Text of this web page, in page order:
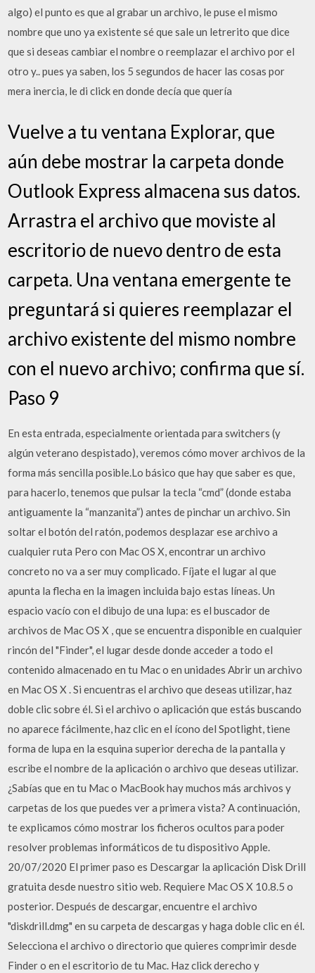
algo) el punto es que al grabar un archivo, le puse el mismo
nombre que uno ya existente sé que sale un letrerito que dice
que si deseas cambiar el nombre o reemplazar el archivo por el
otro y.. pues ya saben, los 5 segundos de hacer las cosas por
mera inercia, le di click en donde decía que quería
Vuelve a tu ventana Explorar, que
aún debe mostrar la carpeta donde
Outlook Express almacena sus datos.
Arrastra el archivo que moviste al
escritorio de nuevo dentro de esta
carpeta. Una ventana emergente te
preguntará si quieres reemplazar el
archivo existente del mismo nombre
con el nuevo archivo; confirma que sí.
Paso 9
En esta entrada, especialmente orientada para switchers (y
algún veterano despistado), veremos cómo mover archivos de la
forma más sencilla posible.Lo básico que hay que saber es que,
para hacerlo, tenemos que pulsar la tecla “cmd” (donde estaba
antiguamente la “manzanita”) antes de pinchar un archivo. Sin
soltar el botón del ratón, podemos desplazar ese archivo a
cualquier ruta Pero con Mac OS X, encontrar un archivo
concreto no va a ser muy complicado. Fíjate el lugar al que
apunta la flecha en la imagen incluida bajo estas líneas. Un
espacio vacío con el dibujo de una lupa: es el buscador de
archivos de Mac OS X , que se encuentra disponible en cualquier
rincón del "Finder", el lugar desde donde acceder a todo el
contenido almacenado en tu Mac o en unidades Abrir un archivo
en Mac OS X . Si encuentras el archivo que deseas utilizar, haz
doble clic sobre él. Si el archivo o aplicación que estás buscando
no aparece fácilmente, haz clic en el ícono del Spotlight, tiene
forma de lupa en la esquina superior derecha de la pantalla y
escribe el nombre de la aplicación o archivo que deseas utilizar.
¿Sabías que en tu Mac o MacBook hay muchos más archivos y
carpetas de los que puedes ver a primera vista? A continuación,
te explicamos cómo mostrar los ficheros ocultos para poder
resolver problemas informáticos de tu dispositivo Apple.
20/07/2020 El primer paso es Descargar la aplicación Disk Drill
gratuita desde nuestro sitio web. Requiere Mac OS X 10.8.5 o
posterior. Después de descargar, encuentre el archivo
"diskdrill.dmg" en su carpeta de descargas y haga doble clic en él.
Selecciona el archivo o directorio que quieres comprimir desde
Finder o en el escritorio de tu Mac. Haz click derecho y